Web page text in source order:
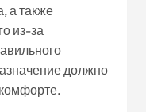
а также
из-за
должно